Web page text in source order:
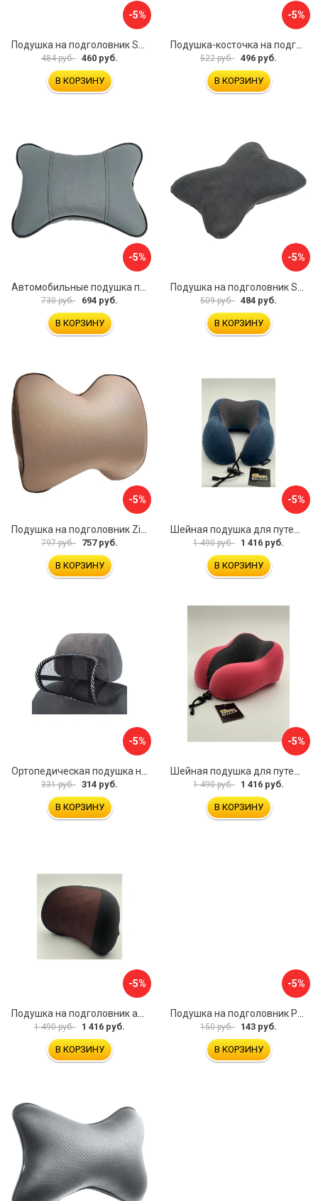
-5%
484 руб. 460 руб.
В КОРЗИНУ
-5%
522 руб. 496 руб.
В КОРЗИНУ
-5%
730 руб. 694 руб.
В КОРЗИНУ
-5%
509 руб. 484 руб.
В КОРЗИНУ
-5%
797 руб. 757 руб.
В КОРЗИНУ
-5%
1 490 руб. 1 416 руб.
В КОРЗИНУ
-5%
Ортопедическая подушка на подголовник TORSO 5155968
331 руб. 314 руб.
В КОРЗИНУ
-5%
Шейная подушка для путешествий Golden Snail GS 0458-4 розовый
1 490 руб. 1 416 руб.
В КОРЗИНУ
-5%
1 490 руб. 1 416 руб.
В КОРЗИНУ
-5%
150 руб. 143 руб.
В КОРЗИНУ